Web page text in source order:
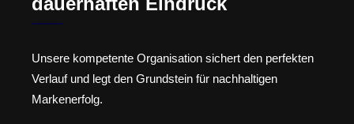
Unsere kompetente Organisation sichert den perfekten
Verlauf und legt den Grundstein für nachhaltigen
Markenerfolg.